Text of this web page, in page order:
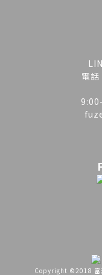
電
Copyright ©2018 富